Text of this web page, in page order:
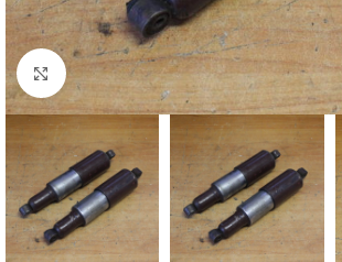
Klik voor vergroting